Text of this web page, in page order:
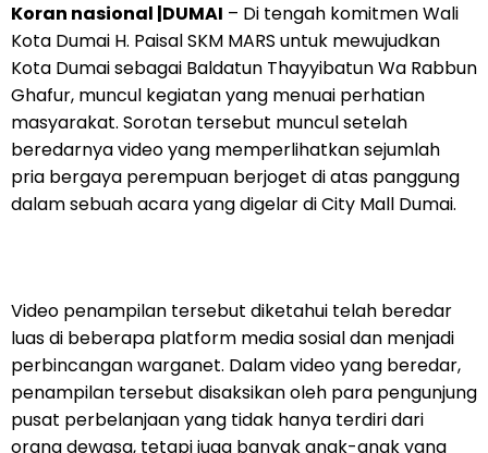
Koran nasional |DUMAI – Di tengah komitmen Wali
Kota Dumai H. Paisal SKM MARS untuk mewujudkan
Kota Dumai sebagai Baldatun Thayyibatun Wa Rabbun
Ghafur, muncul kegiatan yang menuai perhatian
masyarakat. Sorotan tersebut muncul setelah
beredarnya video yang memperlihatkan sejumlah
pria bergaya perempuan berjoget di atas panggung
dalam sebuah acara yang digelar di City Mall Dumai.
Video penampilan tersebut diketahui telah beredar
luas di beberapa platform media sosial dan menjadi
perbincangan warganet. Dalam video yang beredar,
penampilan tersebut disaksikan oleh para pengunjung
pusat perbelanjaan yang tidak hanya terdiri dari
orang dewasa, tetapi juga banyak anak-anak yang